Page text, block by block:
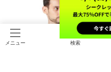
メニュー 検索